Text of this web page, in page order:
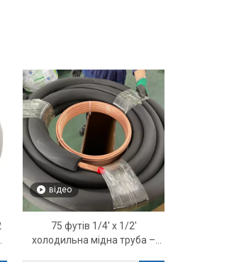
відео
75 футів 1/4' x 1/2'
холодильна мідна труба –